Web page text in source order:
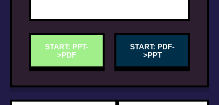
START: PPT-
>PDF
START: PDF-
>PPT